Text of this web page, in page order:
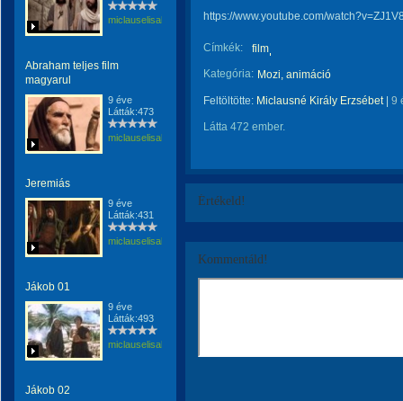
miclauselisabeta
Abraham teljes film
magyarul
9 éve
Látták:473
miclauselisabeta
Jeremiás
9 éve
Látták:431
miclauselisabeta
Jákob 01
9 éve
Látták:493
miclauselisabeta
Jákob 02
https://www.youtube.com/
Címkék:
film
Kategória: Mozi, animáció
Feltöltötte: Miclausné Király Erzsébet| 9
Látta 472 ember.
Értékeld!
Kommentáld!